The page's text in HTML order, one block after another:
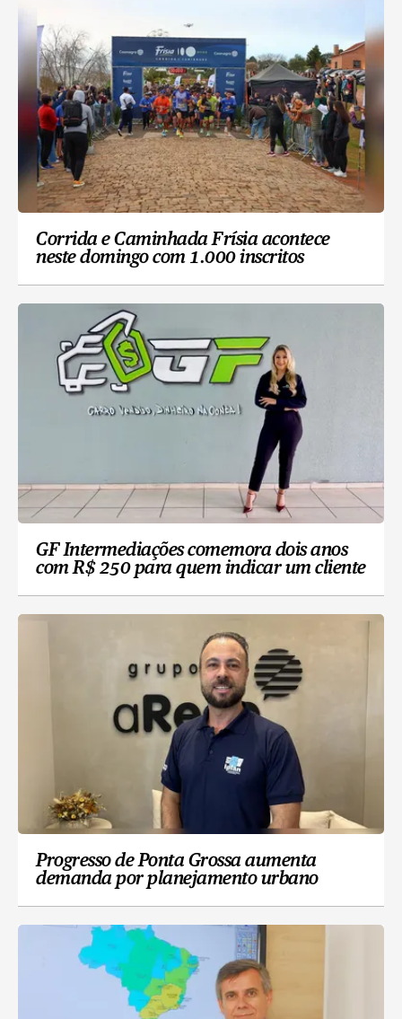
Corrida e Caminhada Frísia acontece
neste domingo com 1.000 inscritos
GF Intermediações comemora dois anos
com R$ 250 para quem indicar um cliente
Progresso de Ponta Grossa aumenta
demanda por planejamento urbano